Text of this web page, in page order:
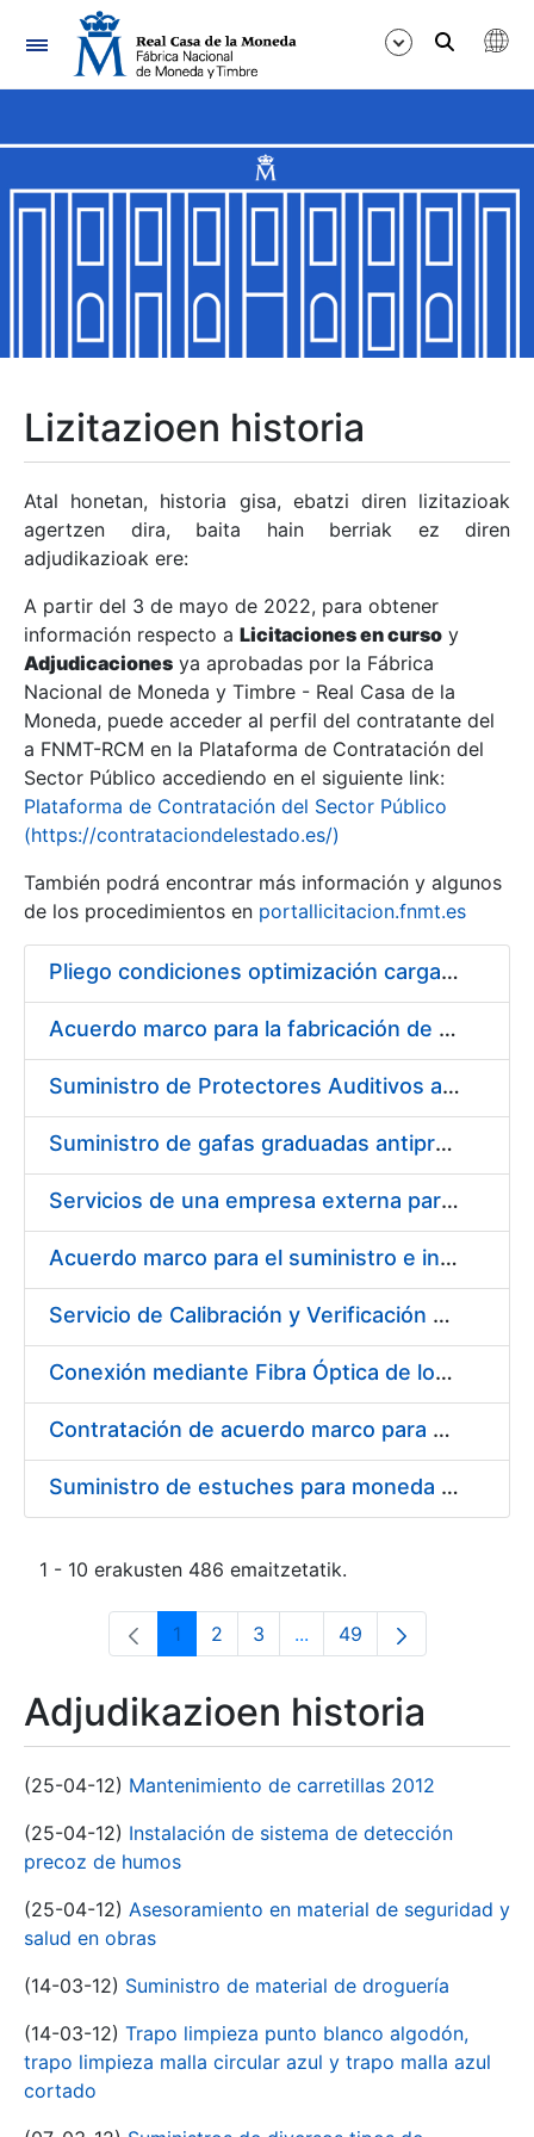
Nabigazioa
Erakutsi/Ezkutatu
Erakutsi/Ezkutatu
Erakutsi/Ezkutatu
Erakutsi/Ezkutatu
Erakutsi/Ezkutatu
Erakutsi/Ezkutatu
Erakutsi/Ezkutatu
Erakutsi/Ezkutatu
Lizitazioen historia
Atal honetan, historia gisa, ebatzi diren lizitazioak
agertzen dira, baita hain berriak ez diren
adjudikazioak ere:
A partir del 3 de mayo de 2022, para obtener
información respecto a Licitaciones en curso y
Adjudicaciones ya aprobadas por la Fábrica
Nacional de Moneda y Timbre - Real Casa de la
Moneda, puede acceder al perfil del contratante del
a FNMT-RCM en la Plataforma de Contratación del
Sector Público accediendo en el siguiente link:
Plataforma de Contratación del Sector Público
(https://contrataciondelestado.es/)
También podrá encontrar más información y algunos
de los procedimientos en portallicitacion.fnmt.es
Pliego condiciones optimización cargas compras firmado
Acuerdo marco para la fabricación de piezas
Suministro de Protectores Auditivos a medida para las personas trabajadoras de los Centros de Trabajo de Madrid y Burgos
Suministro de gafas graduadas antiproyecciones para los trabajadores de la FNMT-RCM en los centros de trabajo de Madrid y Burgos
Servicios de una empresa externa para el asesoramiento y resolución de los recursos de alzada que se presentan relacionados con procesos de selección para la FNMT-RCM
Acuerdo marco para el suministro e instalación de persianas, estores y otros complementos
Servicio de Calibración y Verificación Externa de los Equipos de Medición del Servicio de Prevención de la FNMT-RCM
Conexión mediante Fibra Óptica de los Centros de Proceso de Datos (CPDs) de las sedes de la FNMT-RCM de Burgos y Madrid
Contratación de acuerdo marco para el Suministro de Material de Electricidad para la Fábrica Nacional de Moneda y Timbre-Real Casa de la Moneda en su centro de trabajo de Burgos
Suministro de estuches para moneda de 30 €
1 - 10 erakusten 486 emaitzetatik.
Orrialdea
1 Orrialdea
2 Orrialdea
3 ...Intermediate Pages Use
Orrialdea
49
Adjudikazioen historia
(25-04-12) Mantenimiento de carretillas 2012
(25-04-12) Instalación de sistema de detección
precoz de humos
(25-04-12) Asesoramiento en material de seguridad y
salud en obras
(14-03-12) Suministro de material de droguería
(14-03-12) Trapo limpieza punto blanco algodón,
trapo limpieza malla circular azul y trapo malla azul
cortado